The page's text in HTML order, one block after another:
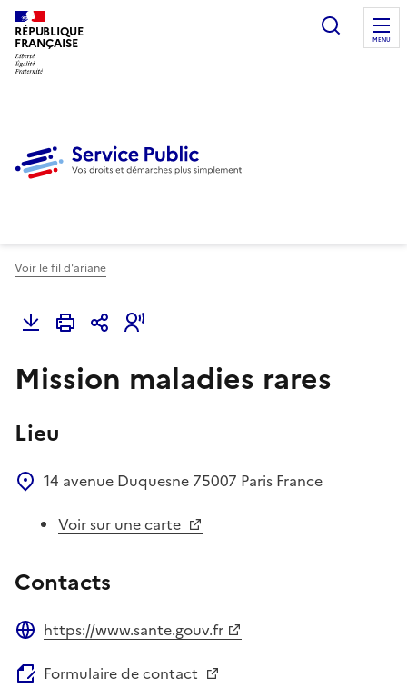
RÉPUBLIQUE
FRANÇAISE
Ouvrir
MENU
Voir le fil d'ariane
Mission maladies rares
Lieu
14 avenue Duquesne 75007 Paris France
Voir sur une carte
Contacts
https://www.sante.gouv.fr
Formulaire de contact